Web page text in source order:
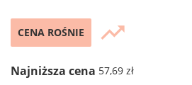
CENA ROŚNIE trending_up
Najniższa cena 57,69 zł